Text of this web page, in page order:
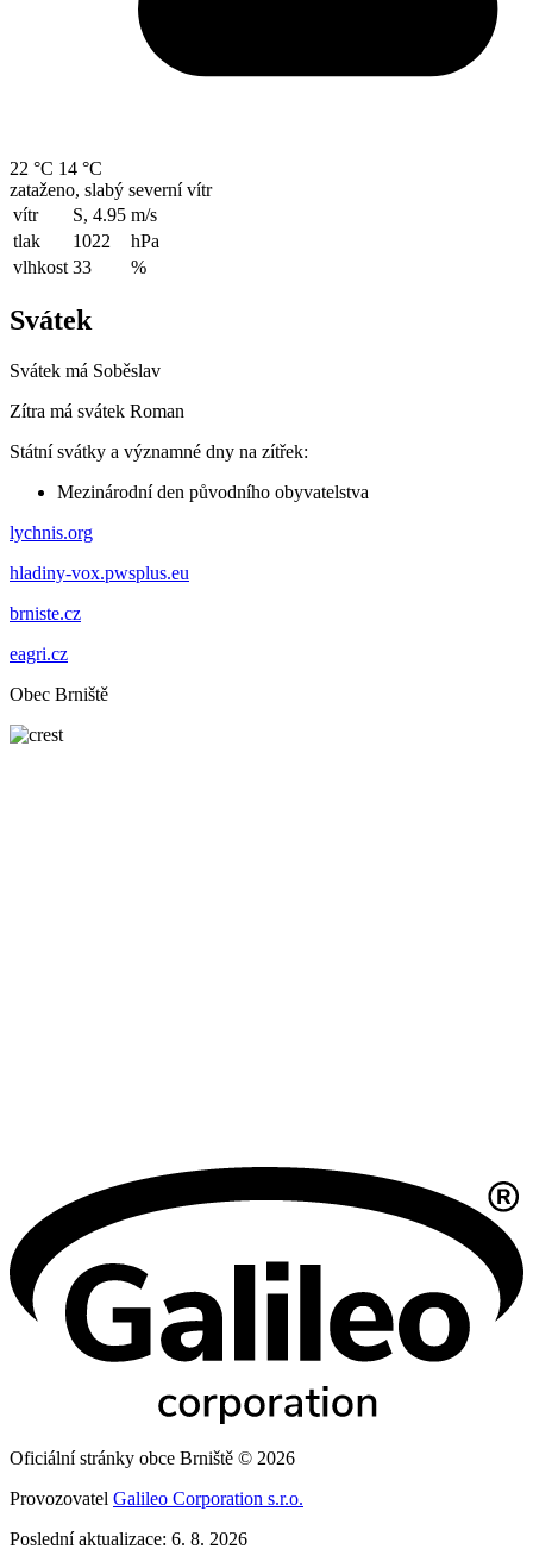
22 °C 14 °C
zataženo, slabý severní vítr
vítr
S, 4.95 m/s
tlak
1022
hPa
vlhkost 33 %
Svátek
Svátek má Soběslav
Zítra má svátek Roman
Státní svátky a významné dny na zítřek:
Mezinárodní den původního obyvatelstva
lychnis.org
hladiny-vox.pwsplus.eu
brniste.cz
eagri.cz
Obec Brniště
Oficiální stránky obce Brniště © 2026
Provozovatel Galileo Corporation s.r.o.
Poslední aktualizace: 6. 8. 2026